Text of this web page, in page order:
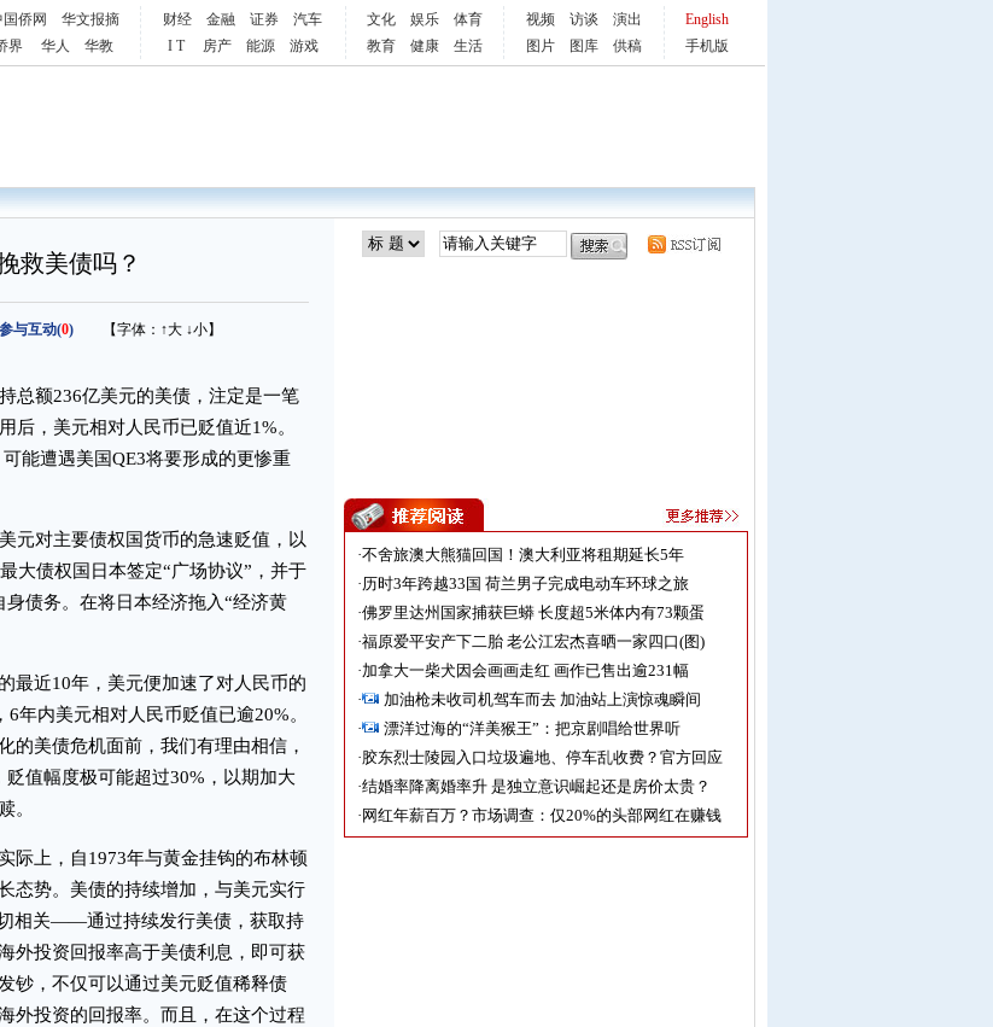
国侨网
华文报摘
界
华人 华教
财经 金融 证券
汽车
I T
房产 能源 游戏
文化 娱乐
体育
教育
健康 生活
视频 访谈
演出
图片
图库 供稿
English
手机版
救美债吗？
参与互动(0) 【字体： ↑大 ↓小】
额236亿美元的美债，注定是一笔
，美元相对人民币已贬值近1%。
能遭遇美国QE3将要形成的更惨重
对主要债权国货币的急速贬值，以
大债权国日本签定“广场协议”，并于
债务。在将日本经济拖入“经济黄
近10年，美元便加速了对人民币的
年内美元相对人民币贬值已逾20%。
的美债危机面前，我们有理由相信，
值幅度极可能超过30%，以期加大
。
上，自1973年与黄金挂钩的布林顿
态势。美债的持续增加，与美元实行
相关——通过持续发行美债，获取持
外投资回报率高于美债利息，即可获
钞，不仅可以通过美元贬值稀释债
外投资的回报率。而且，在这个过程
·不舍旅澳大熊猫回国！澳大利亚将租期延长5年
·历时3年跨越33国 荷兰男子完成电动车环球之旅
·佛罗里达州国家捕获巨蟒 长度超5米体内有73颗蛋
·福原爱平安产下二胎 老公江宏杰喜晒一家四口(图)
·加拿大一柴犬因会画画走红 画作已售出逾231幅
·
加油枪未收司机驾车而去 加油站上演惊魂瞬间
·
漂洋过海的“洋美猴王”：把京剧唱给世界听
·胶东烈士陵园入口垃圾遍地、停车乱收费？官方回应
·结婚率降离婚率升 是独立意识崛起还是房价太贵？
· 网红年薪百万？市场调查：仅20%的头部网红在赚钱